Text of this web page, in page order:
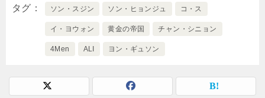
タグ ソン・スジン ソン・ヒョンジュ コ・ス
イ・ヨウォン 黄金の帝国 チャン・シニョン
4Men ALI ヨン・ギュソン